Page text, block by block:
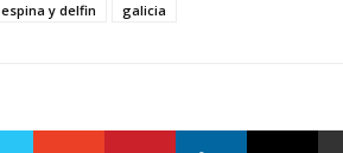
espina y delfin galicia